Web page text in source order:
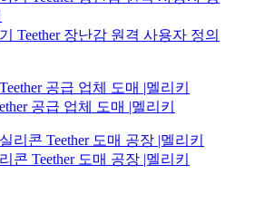
Teether 장난감 원격 사용자 정의
공급 업체 도매 |멜리키
콘 Teether 도매 공장 |멜리키